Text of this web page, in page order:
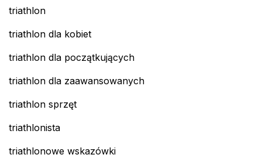
triathlon
triathlon dla kobiet
triathlon dla początkujących
triathlon dla zaawansowanych
triathlon sprzęt
triathlonista
triathlonowe wskazówki